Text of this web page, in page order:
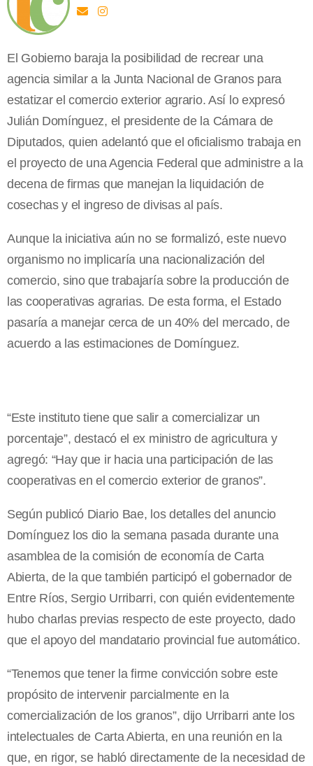
El Gobierno baraja la posibilidad de recrear una
agencia similar a la Junta Nacional de Granos para
estatizar el comercio exterior agrario. Así lo expresó
Julián Domínguez, el presidente de la Cámara de
Diputados, quien adelantó que el oficialismo trabaja en
el proyecto de una Agencia Federal que administre a la
decena de firmas que manejan la liquidación de
cosechas y el ingreso de divisas al país.
Aunque la iniciativa aún no se formalizó, este nuevo
organismo no implicaría una nacionalización del
comercio, sino que trabajaría sobre la producción de
las cooperativas agrarias. De esta forma, el Estado
pasaría a manejar cerca de un 40% del mercado, de
acuerdo a las estimaciones de Domínguez.
“Este instituto tiene que salir a comercializar un
porcentaje”, destacó el ex ministro de agricultura y
agregó: “Hay que ir hacia una participación de las
cooperativas en el comercio exterior de granos”.
Según publicó Diario Bae, los detalles del anuncio
Domínguez los dio la semana pasada durante una
asamblea de la comisión de economía de Carta
Abierta, de la que también participó el gobernador de
Entre Ríos, Sergio Urribarri, con quién evidentemente
hubo charlas previas respecto de este proyecto, dado
que el apoyo del mandatario provincial fue automático.
“Tenemos que tener la firme convicción sobre este
propósito de intervenir parcialmente en la
comercialización de los granos”, dijo Urribarri ante los
intelectuales de Carta Abierta, en una reunión en la
que, en rigor, se habló directamente de la necesidad de